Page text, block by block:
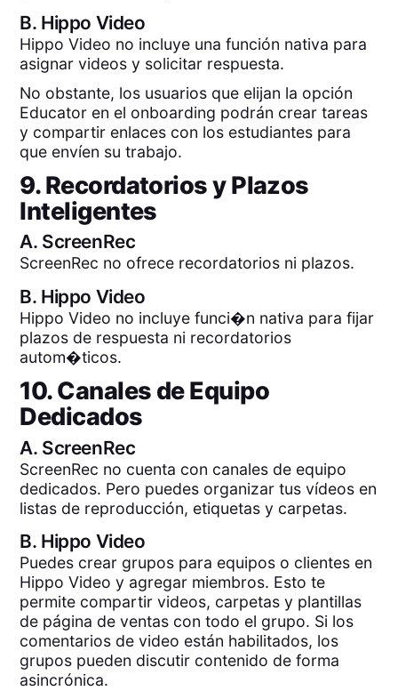
B. Hippo Video
Hippo Video no incluye una función nativa para
asignar videos y solicitar respuesta.
No obstante, los usuarios que elijan la opción
Educator en el onboarding podrán crear tareas
y compartir enlaces con los estudiantes para
que envíen su trabajo.
9. Recordatorios y Plazos
Inteligentes
A. ScreenRec
ScreenRec no ofrece recordatorios ni plazos.
B. Hippo Video
Hippo Video no incluye funci�n nativa para fijar
plazos de respuesta ni recordatorios
autom�ticos.
10. Canales de Equipo
Dedicados
A. ScreenRec
ScreenRec no cuenta con canales de equipo
dedicados. Pero puedes organizar tus vídeos en
listas de reproducción, etiquetas y carpetas.
B. Hippo Video
Puedes crear grupos para equipos o clientes en
Hippo Video y agregar miembros. Esto te
permite compartir videos, carpetas y plantillas
de página de ventas con todo el grupo. Si los
comentarios de video están habilitados, los
grupos pueden discutir contenido de forma
asincrónica.